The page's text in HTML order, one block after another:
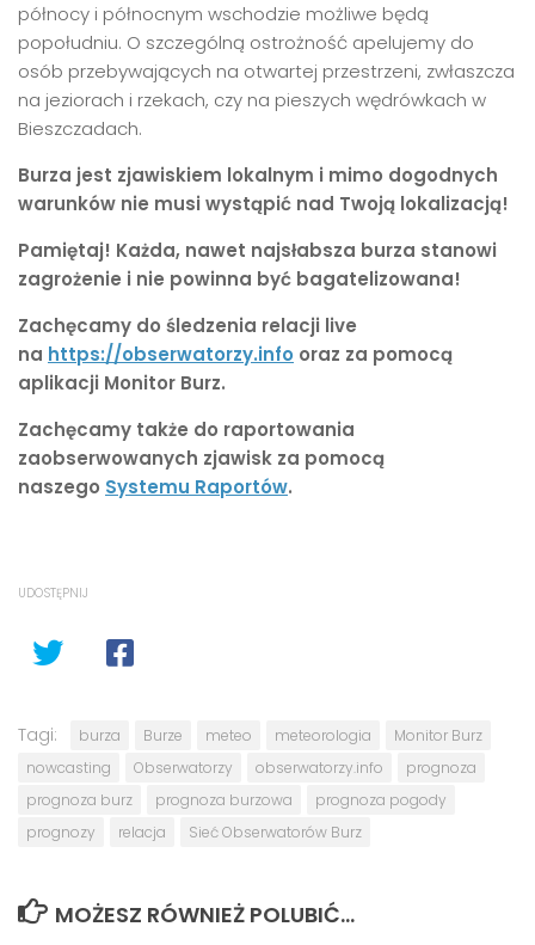
północy i północnym wschodzie możliwe będą
popołudniu. O szczególną ostrożność apelujemy do
osób przebywających na otwartej przestrzeni, zwłaszcza
na jeziorach i rzekach, czy na pieszych wędrówkach w
Bieszczadach.
Burza jest zjawiskiem lokalnym i mimo dogodnych
warunków nie musi wystąpić nad Twoją lokalizacją!
Pamiętaj! Każda, nawet najsłabsza burza stanowi
zagrożenie i nie powinna być bagatelizowana!
Zachęcamy do śledzenia relacji live
na https://obserwatorzy.info oraz za pomocą
aplikacji Monitor Burz.
Zachęcamy także do raportowania
zaobserwowanych zjawisk za pomocą
naszego Systemu Raportów.
UDOSTĘPNIJ
Tagi: burza Burze meteo meteorologia
Monitor Burz
nowcasting
Obserwatorzy obserwatorzy.info
prognoza
prognoza burz
prognoza burzowa
prognoza pogody
prognozy
relacja Sieć Obserwatorów Burz
MOŻESZ RÓWNIEŻ POLUBIĆ…